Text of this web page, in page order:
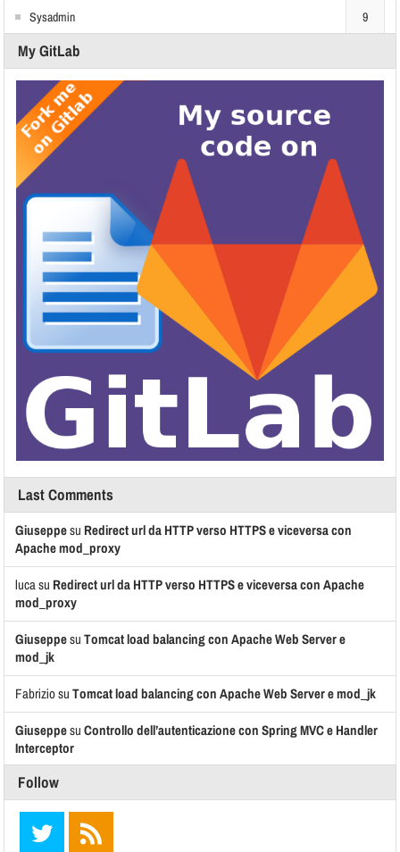
Sysadmin 9
My GitLab
Last Comments
Giuseppesu Redirect url da HTTP verso HTTPS e viceversa con
Apache mod_proxy
luca su Redirect url da HTTP verso HTTPS e viceversa con Apache
mod_proxy
GiuseppesuTomcat load balancing con Apache Web Server e
mod_jk
FabriziosuTomcat load balancing con Apache Web Server e mod_jk
GiuseppesuControllo dell’autenticazione con Spring MVC e Handler
Interceptor
Follow